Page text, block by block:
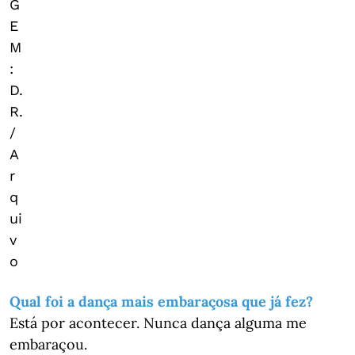
G
E
M
:
D.
R.
/
A
r
q
ui
v
o
Qual foi a dança mais embaraçosa que já fez?
Está por acontecer. Nunca dança alguma me
embaraçou.